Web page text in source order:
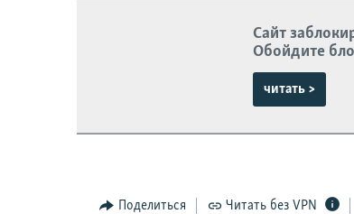
Сайт
Обойдите
читать >
Поделиться Читать без VPN